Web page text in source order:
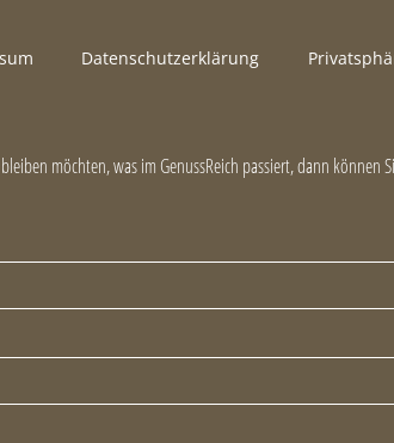
Datenschutzerklärung
möchten, was im GenussReich passiert, dann können